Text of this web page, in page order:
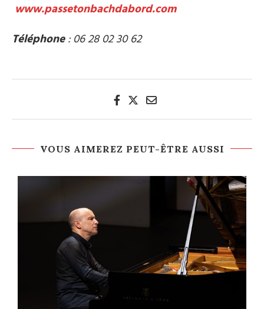
www.passetonbachdabord.com
Téléphone:06 28 02 30 62
VOUS AIMEREZ PEUT-ÊTRE AUSSI